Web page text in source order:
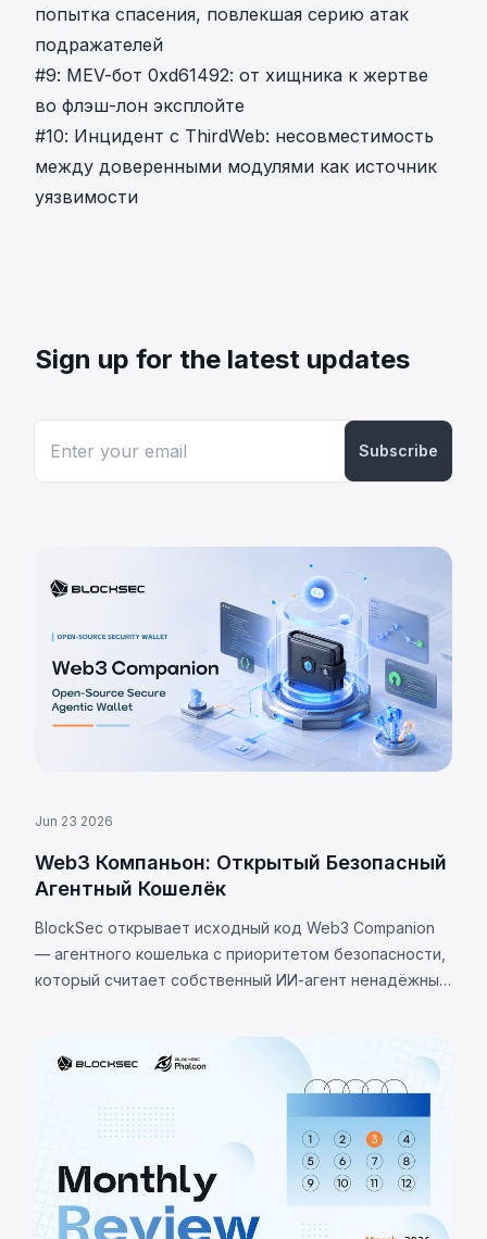
попытка спасения, повлекшая серию атак
подражателей
#9: MEV-бот 0xd61492: от хищника к жертве
во флэш-лон эксплойте
#10: Инцидент с ThirdWeb: несовместимость
между доверенными модулями как источник
уязвимости
Sign up for the latest updates
Subscribe
Jun 23 2026
Web3 Компаньон: Открытый Безопасный
Агентный Кошелёк
BlockSec открывает исходный код Web3 Companion
— агентного кошелька с приоритетом безопасности,
который считает собственный ИИ-агент ненадёжным